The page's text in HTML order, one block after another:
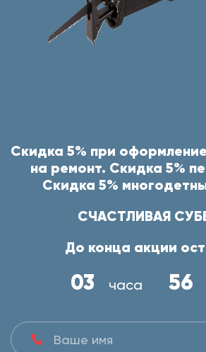
Скидка 5% при
на ремонт. Скидка 5%
Скидка 5%
СЧАСТЛИВАЯ
До конца акции
03 часа 56